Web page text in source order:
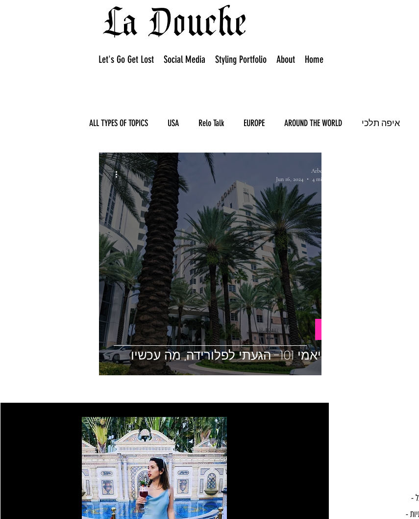
Let's Go Get Lost Social Media Styling Portfolio About Home
ALL TYPES OF TOPICS USA Relo Talk EUROPE AROUND THE WORLD איפה תלכי
Arbel Rabi
Jun 16, 2024
4 min read